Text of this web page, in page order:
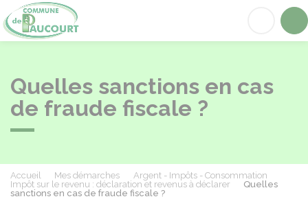
Quelles sanctions en cas
de fraude fiscale ?
Accueil Mes démarches
Argent - Impôts - Consommation
Impôt sur le revenu : déclaration et revenus à déclarer
Quelles
sanctions en cas de fraude fiscale ?